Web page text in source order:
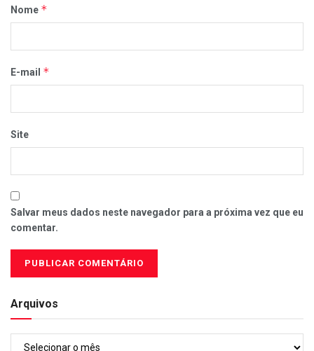
Nome *
E-mail *
Site
Salvar meus dados neste navegador para a próxima vez que eu
comentar.
Arquivos